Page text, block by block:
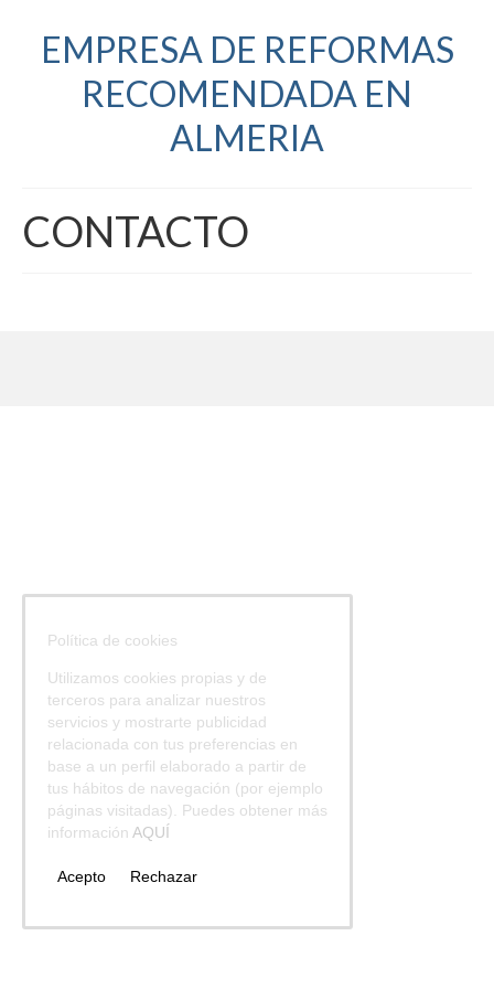
EMPRESA DE REFORMAS
RECOMENDADA EN
ALMERIA
CONTACTO
Política de cookies
Utilizamos cookies propias y de
terceros para analizar nuestros
servicios y mostrarte publicidad
relacionada con tus preferencias en
base a un perfil elaborado a partir de
tus hábitos de navegación (por ejemplo
páginas visitadas). Puedes obtener más
información AQUÍ
Acepto Rechazar